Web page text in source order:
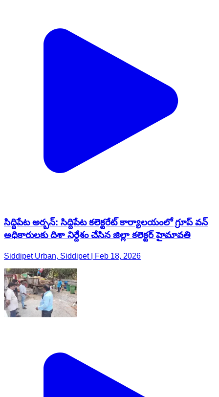
సిద్దిపేట అర్బన్: సిద్దిపేట కలెక్టరేట్ కార్యాలయంలో గ్రూప్ వన్
అధికారులకు దిశా నిర్దేశం చేసిన జిల్లా కలెక్టర్ హైమావతి
Siddipet Urban, Siddipet | Feb 18, 2026